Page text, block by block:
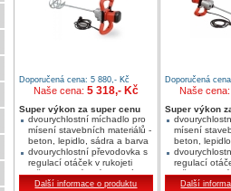
Doporučená cena: 5 880,- Kč
Naše cena: 5 318,- Kč
Super výkon za super cenu
dvourychlostní míchadlo pro
mísení stavebních materiálů -
beton, lepidlo, sádra a barva
dvourychlostní převodovka s
regulací otáček v rukojeti
určeno na mísení materiálu
do max. 50 kg
Další informace o produktu
Doporučená
Naše
Super výkon
mísení
beton,
regulací
určeno na
do max. 80
Další